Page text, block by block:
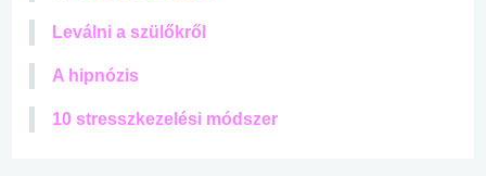
Leválni a szülőkről
A hipnózis
10 stresszkezelési módszer